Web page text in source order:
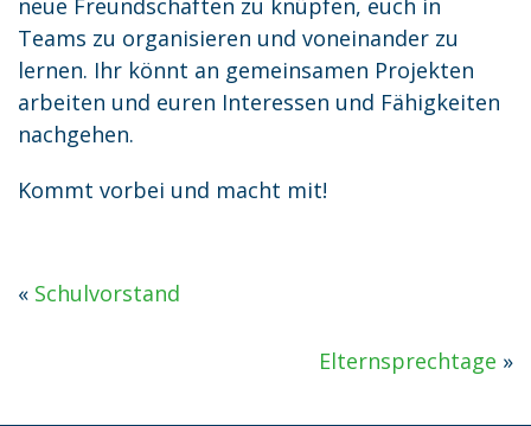
neue Freundschaften zu knüpfen, euch in
Teams zu organisieren und voneinander zu
lernen. Ihr könnt an gemeinsamen Projekten
arbeiten und euren Interessen und Fähigkeiten
nachgehen.
Kommt vorbei und macht mit!
« Schulvorstand
Elternsprechtage »